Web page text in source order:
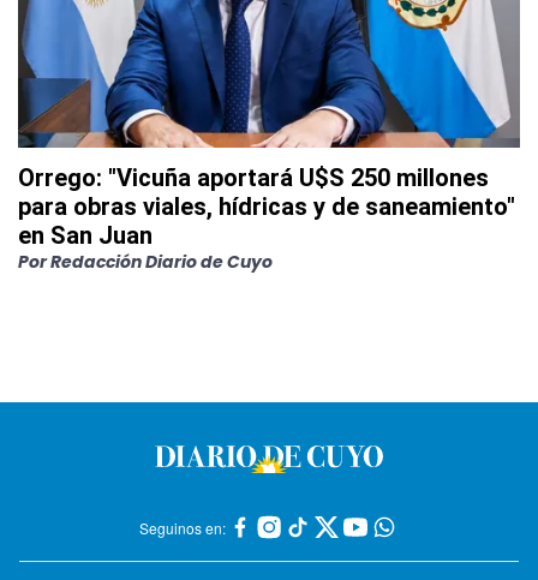
Orrego: "Vicuña aportará U$S 250 millones
para obras viales, hídricas y de saneamiento"
en San Juan
PorRedacción Diario de Cuyo
Seguinos en: